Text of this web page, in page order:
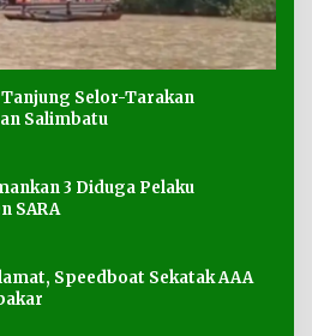
Selor-Tarakan
Salimbatu
3 Diduga Pelaku
SARA
Speedboat Sekatak AAA